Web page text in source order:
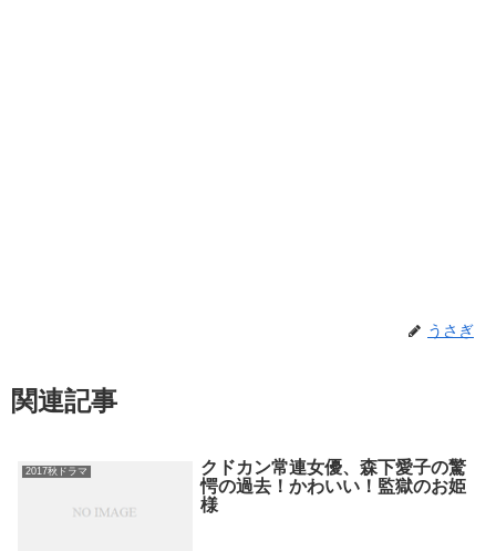
うさぎ
関連記事
2017秋ドラマ
クドカン常連女優、森下愛子の驚
愕の過去！かわいい！監獄のお姫
様